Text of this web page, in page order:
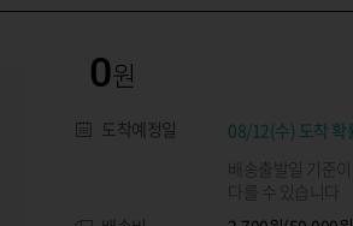
0
도착예정일
08/12(수) 도착 확
배송출발일 기준
다를 수 있습니다